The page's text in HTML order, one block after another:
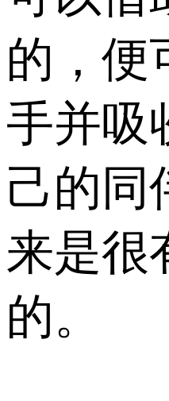
的，便
手并吸
己的同
来是很
的。